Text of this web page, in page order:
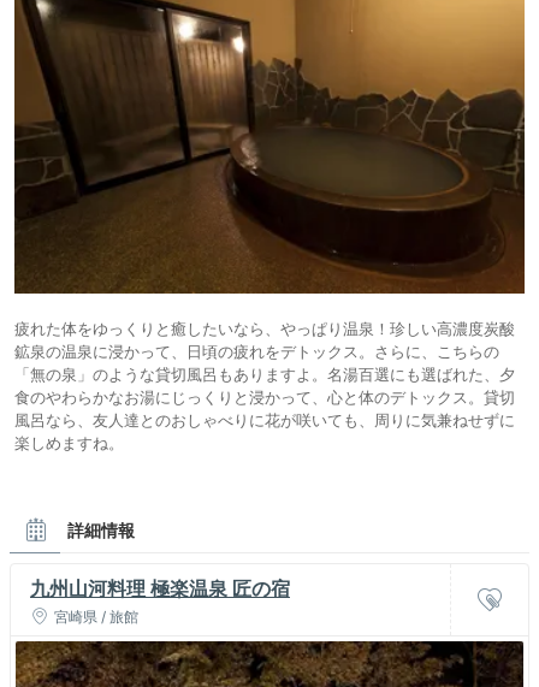
疲れた体をゆっくりと癒したいなら、やっぱり温泉！珍しい高濃度炭酸
鉱泉の温泉に浸かって、日頃の疲れをデトックス。さらに、こちらの
「無の泉」のような貸切風呂もありますよ。名湯百選にも選ばれた、夕
食のやわらかなお湯にじっくりと浸かって、心と体のデトックス。貸切
風呂なら、友人達とのおしゃべりに花が咲いても、周りに気兼ねせずに
楽しめますね。
詳細情報
九州山河料理 極楽温泉 匠の宿
宮崎県 / 旅館